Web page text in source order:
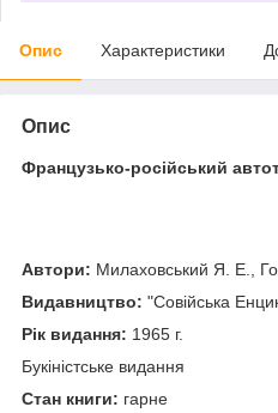
Опис Характеристики
Опис
Французько-російський
Автори: Милаховський Я. Е.,
Видавництво: "Совійська
Рік видання: 1965 г.
Букіністське видання
Стан книги: гарне